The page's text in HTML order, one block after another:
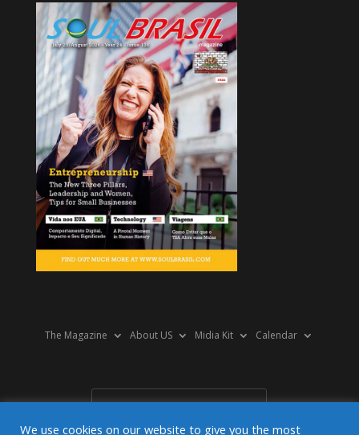
The Magazine About US Midia Kit Calendar
We use cookies on our website to give you the most